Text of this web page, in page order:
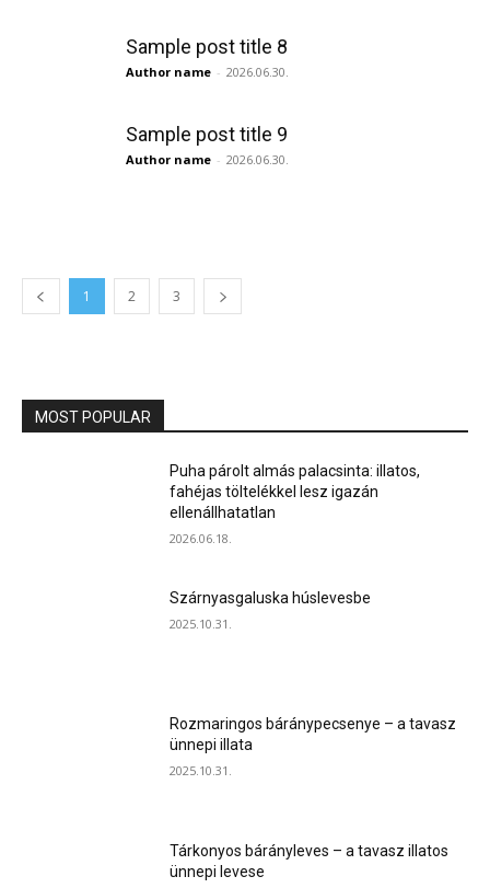
Sample post title 8
Author name - 2026.06.30.
Sample post title 9
Author name - 2026.06.30.
1 2 3
MOST POPULAR
Puha párolt almás palacsinta: illatos,
fahéjas töltelékkel lesz igazán
ellenállhatatlan
2026.06.18.
Szárnyasgaluska húslevesbe
2025.10.31.
Rozmaringos báránypecsenye – a tavasz
ünnepi illata
2025.10.31.
Tárkonyos bárányleves – a tavasz illatos
ünnepi levese